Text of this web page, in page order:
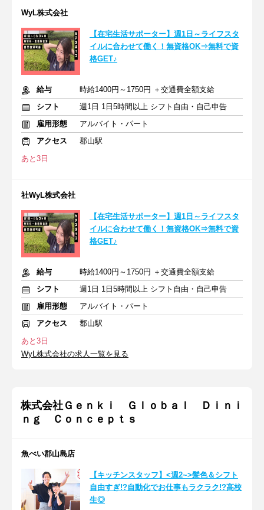
WyL株式会社
【在宅生活サポーター】週1日～ライフスタ
イルに合わせて働く！無資格OK⇒無料で資
格GET♪
給与
時給1400円～1750円 ＋交通費全額支給
シフト
週1日 1日5時間以上 シフト自由・自己申告
雇用形態
アルバイト・パート
アクセス
郡山駅
あと3日
社WyL株式会社
【在宅生活サポーター】週1日～ライフスタ
イルに合わせて働く！無資格OK⇒無料で資
格GET♪
給与
時給1400円～1750円 ＋交通費全額支給
シフト
週1日 1日5時間以上 シフト自由・自己申告
雇用形態
アルバイト・パート
アクセス
郡山駅
あと3日
WyL株式会社の求人一覧を見る
株式会社Ｇｅｎｋｉ Ｇｌｏｂａｌ Ｄｉｎｉ
ｎｇ Ｃｏｎｃｅｐｔｓ
魚べい郡山島店
【キッチンスタッフ】<週2~>髪色＆シフト
自由すぎ!?自動化でお仕事もラクラク!?高校
生◎